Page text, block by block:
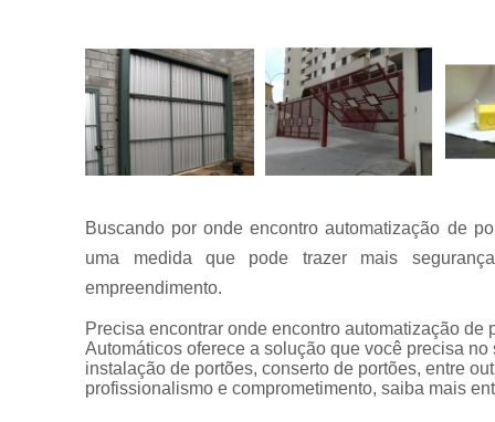
Instalação de
portões
Manutenção
de motores
Manutenção
Manutenção
em portões
portão
Reparo de
portões
Buscando por onde encontro automatização de
uma medida que pode trazer mais
empreendimento.
Precisa encontrar onde encontro automatização
Automáticos oferece a solução que você precisa
instalação de portões, conserto de portões, entre
profissionalismo e comprometimento, saiba mais